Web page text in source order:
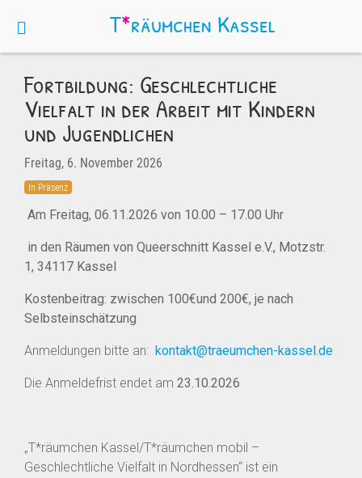
Fortbildung: Geschlechtliche
Vielfalt in der Arbeit mit Kindern
und Jugendlichen
Freitag, 6. November 2026
In Präsenz
Am Freitag, 06.11.2026 von 10.00 – 17.00 Uhr
in den Räumen von Queerschnitt Kassel e.V., Motzstr.
1, 34117 Kassel
Kostenbeitrag: zwischen 100€und 200€, je nach
Selbsteinschätzung
Anmeldungen bitte an: kontakt@traeumchen-kassel.de
Die Anmeldefrist endet am 23.10.2026
„T*räumchen Kassel/T*räumchen mobil –
Geschlechtliche Vielfalt in Nordhessen“ ist ein
T*räumchen Kassel